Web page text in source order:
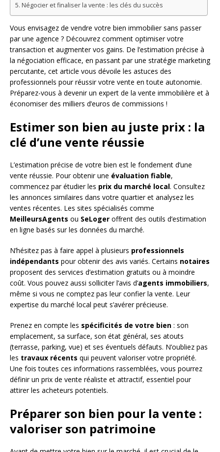
Négocier et finaliser la vente : les clés du succès
Vous envisagez de vendre votre bien immobilier sans passer
par une agence ? Découvrez comment optimiser votre
transaction et augmenter vos gains. De l’estimation précise à
la négociation efficace, en passant par une stratégie marketing
percutante, cet article vous dévoile les astuces des
professionnels pour réussir votre vente en toute autonomie.
Préparez-vous à devenir un expert de la vente immobilière et à
économiser des milliers d’euros de commissions !
Estimer son bien au juste prix : la
clé d’une vente réussie
L’estimation précise de votre bien est le fondement d’une
vente réussie. Pour obtenir une évaluation fiable,
commencez par étudier les prix du marché local. Consultez
les annonces similaires dans votre quartier et analysez les
ventes récentes. Les sites spécialisés comme
MeilleursAgents ou SeLoger offrent des outils d’estimation
en ligne basés sur les données du marché.
N’hésitez pas à faire appel à plusieurs professionnels
indépendants pour obtenir des avis variés. Certains notaires
proposent des services d’estimation gratuits ou à moindre
coût. Vous pouvez aussi solliciter l’avis d’agents immobiliers,
même si vous ne comptez pas leur confier la vente. Leur
expertise du marché local peut s’avérer précieuse.
Prenez en compte les spécificités de votre bien : son
emplacement, sa surface, son état général, ses atouts
(terrasse, parking, vue) et ses éventuels défauts. N’oubliez pas
les travaux récents qui peuvent valoriser votre propriété.
Une fois toutes ces informations rassemblées, vous pourrez
définir un prix de vente réaliste et attractif, essentiel pour
attirer les acheteurs potentiels.
Préparer son bien pour la vente :
valoriser son patrimoine